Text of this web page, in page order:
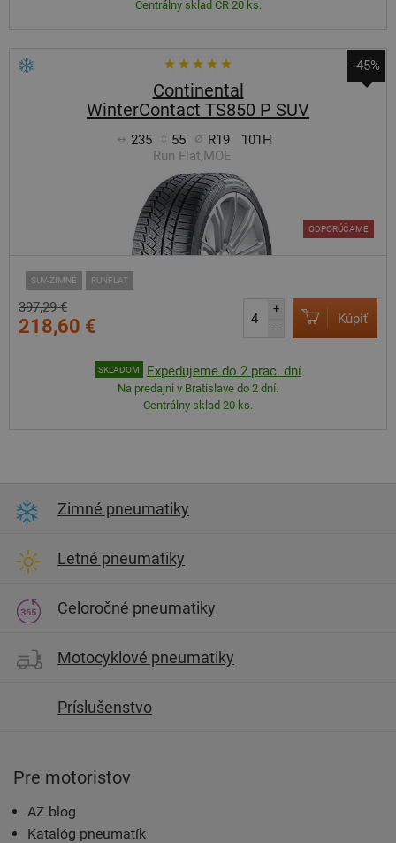
Centrálny sklad ČR 20 ks.
-45%
Continental
WinterContact TS850 P SUV
235 55 R19
101H
Run Flat,MOE
SUV-ZIMNÉ RUNFLAT
ODPORÚČAME
397,29 €
218,60 €
+
–
Kúpiť
SKLADOM Expedujeme do 2 prac. dní
Na predajni v Bratislave do 2 dní.
Centrálny sklad 20 ks.
Zimné pneumatiky
Letné pneumatiky
Celoročné pneumatiky
Motocyklové pneumatiky
Príslušenstvo
Pre motoristov
AZ blog
Katalóg pneumatík